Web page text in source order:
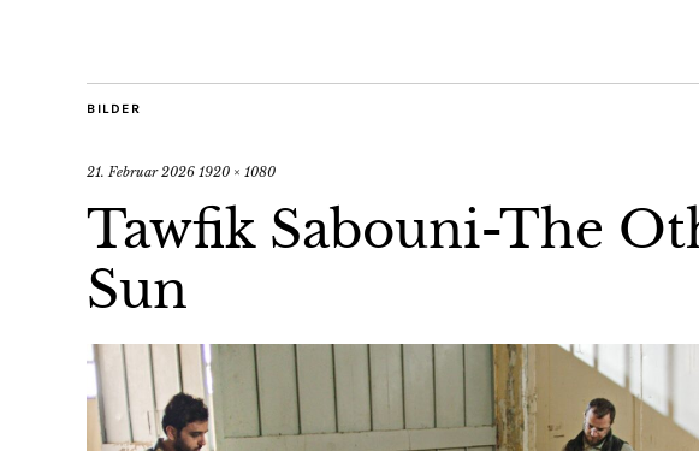
BILDER
21. Februar 2026 1920 × 1080
Tawfik Sabouni-The
Sun